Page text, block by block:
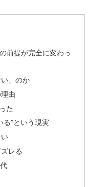
前提が完全に変わっ
」のか
由
た
る”という現実
レる